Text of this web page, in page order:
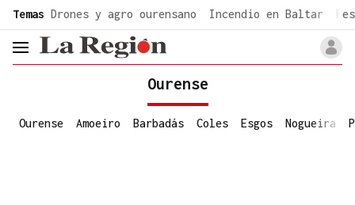
Temas Drones y agro ourensano Incendio en Baltar
header.menu.open
Ourense
Ourense Amoeiro Barbadás Coles Esgos Nogueira